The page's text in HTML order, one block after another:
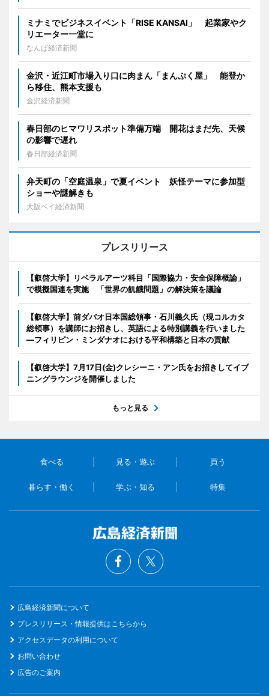
ミナミでビジネスイベント「RISE KANSAI」 起業家やク
リエーター一堂に
なんば経済新聞
金沢・近江町市場入り口に肉まん「まんぷく屋」 能登か
ら移住、熊本支援も
金沢経済新聞
春日部のヒマワリスポット準備万端 開花はまだ先、天候
の影響で遅れ
春日部経済新聞
弁天町の「空庭温泉」で夏イベント 妖怪テーマに参加型
ショーや謎解きも
大阪ベイ経済新聞
プレスリリース
【叡啓大学】リベラルアーツ科目「国際協力・安全保障概論」
で模擬国連を実施 「世界の飢餓問題」の解決策を議論
【叡啓大学】前ダバオ日本国総領事・石川義久氏（現コルカタ
総領事）を講師にお招きし、英語による特別講義を行いました
―フィリピン・ミンダナオにおける平和構築と日本の貢献
【叡啓大学】7月17日(金)クレシーニ・アン氏をお招きしてイブ
ニングラウンジを開催しました
もっと見る
食べる 見る・遊ぶ 買う
暮らす・働く 学ぶ・知る 特集
広島経済新聞について
プレスリリース・情報提供はこちらから
アクセスデータの利用について
お問い合わせ
広告のご案内